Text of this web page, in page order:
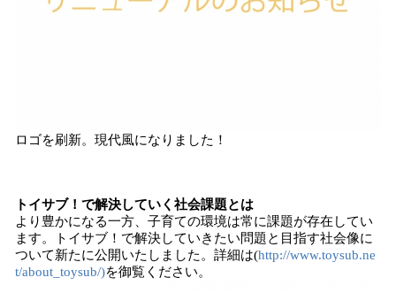
ロゴを刷新。現代風になりました！
トイサブ！で解決していく社会課題とは
より豊かになる一方、子育ての環境は常に課題が存在してい
ます。トイサブ！で解決していきたい問題と目指す社会像に
ついて新たに公開いたしました。詳細は(http://www.toysub.ne
t/about_toysub/)を御覧ください。